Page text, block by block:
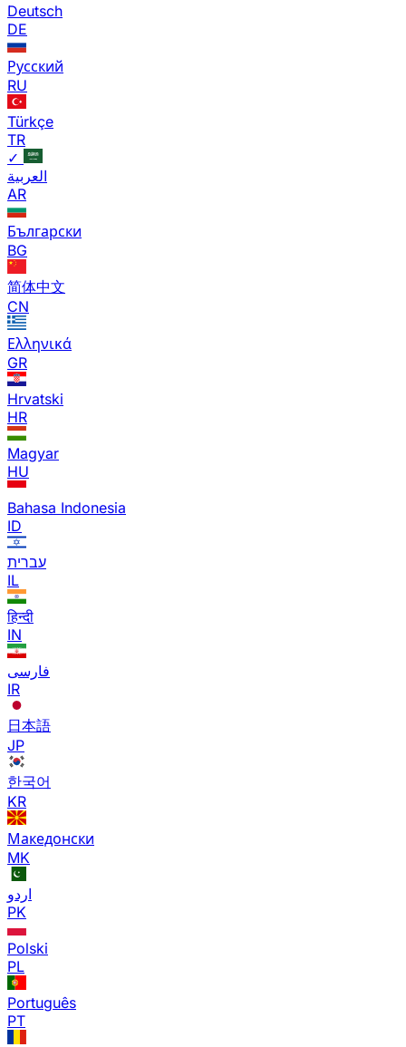
Deutsch
DE
Русский
RU
Türkçe
TR
✓
العربية
AR
Български
BG
简体中文
CN
Ελληνικά
GR
Hrvatski
HR
Magyar
HU
Bahasa Indonesia
ID
עברית
IL
हिन्दी
IN
فارسی
IR
日本語
JP
한국어
KR
Македонски
MK
اردو
PK
Polski
PL
Português
PT